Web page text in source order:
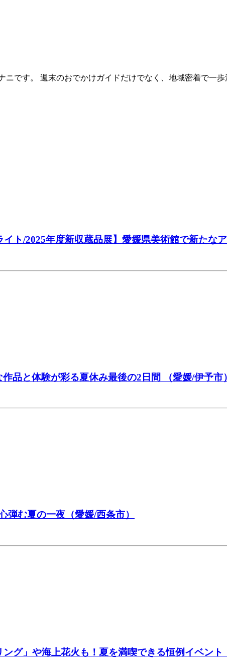
です。 週末のおでかけガイドだけでなく、地域密着で一
ト/2025年度新収蔵品展】愛媛県美術館で新たな
品と体験が彩る夏休み最後の2日間 （愛媛/伊予市）
弾む夏の一夜（愛媛/西条市）
グ」や海上花火も！夏を満喫できる恒例イベント